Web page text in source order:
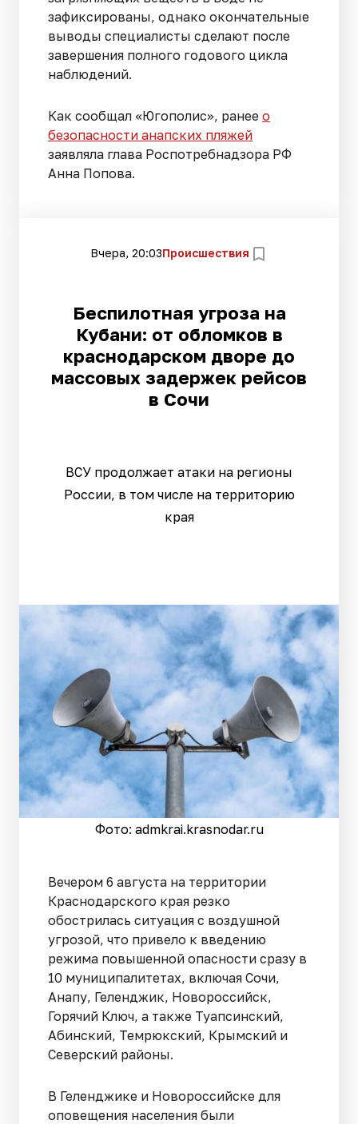
зафиксированы, однако окончательные
выводы специалисты сделают после
завершения полного годового цикла
наблюдений.
Как сообщал «Югополис», ранее о
безопасности анапских пляжей
заявляла глава Роспотребнадзора РФ
Анна Попова.
Вчера, 20:03Происшествия
Беспилотная угроза на
Кубани: от обломков в
краснодарском дворе до
массовых задержек рейсов
в Сочи
ВСУ продолжает атаки на регионы
России, в том числе на территорию
края
Фото: admkrai.krasnodar.ru
Вечером 6 августа на территории
Краснодарского края резко
обострилась ситуация с воздушной
угрозой, что привело к введению
режима повышенной опасности сразу в
10 муниципалитетах, включая Сочи,
Анапу, Геленджик, Новороссийск,
Горячий Ключ, а также Туапсинский,
Абинский, Темрюкский, Крымский и
Северский районы.
В Геленджике и Новороссийске для
оповещения населения были